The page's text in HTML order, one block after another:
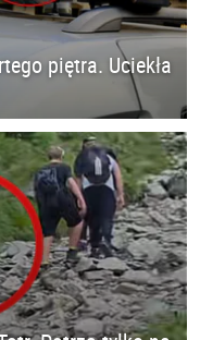
piętra. Uciekła